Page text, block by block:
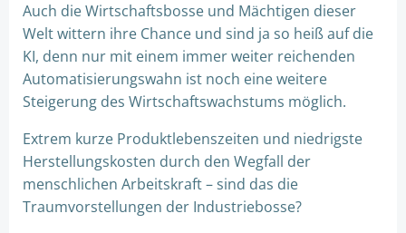
Auch die Wirtschaftsbosse und Mächtigen dieser
Welt wittern ihre Chance und sind ja so heiß auf die
KI, denn nur mit einem immer weiter reichenden
Automatisierungswahn ist noch eine weitere
Steigerung des Wirtschaftswachstums möglich.
Extrem kurze Produktlebenszeiten und niedrigste
Herstellungskosten durch den Wegfall der
menschlichen Arbeitskraft – sind das die
Traumvorstellungen der Industriebosse?